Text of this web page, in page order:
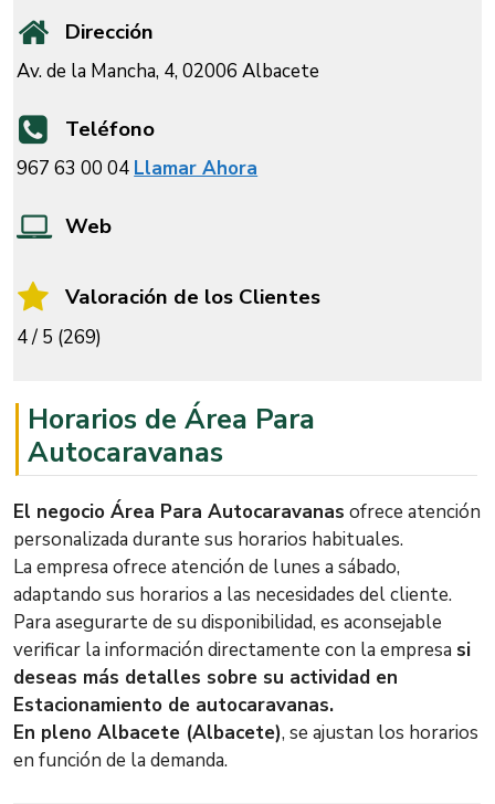
Dirección
Av. de la Mancha, 4, 02006 Albacete
Teléfono
967 63 00 04 Llamar Ahora
Web
Valoración de los Clientes
4 / 5 (269)
Horarios de Área Para
Autocaravanas
El negocio Área Para Autocaravanas ofrece atención
personalizada durante sus horarios habituales.
La empresa ofrece atención de lunes a sábado,
adaptando sus horarios a las necesidades del cliente.
Para asegurarte de su disponibilidad, es aconsejable
verificar la información directamente con la empresa si
deseas más detalles sobre su actividad en
Estacionamiento de autocaravanas.
En pleno Albacete (Albacete), se ajustan los horarios
en función de la demanda.